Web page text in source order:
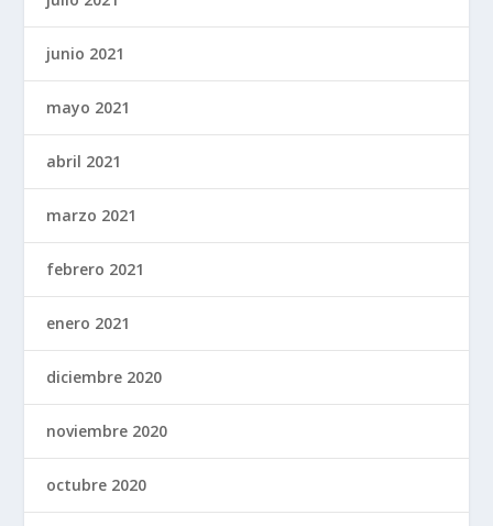
junio 2021
mayo 2021
abril 2021
marzo 2021
febrero 2021
enero 2021
diciembre 2020
noviembre 2020
octubre 2020